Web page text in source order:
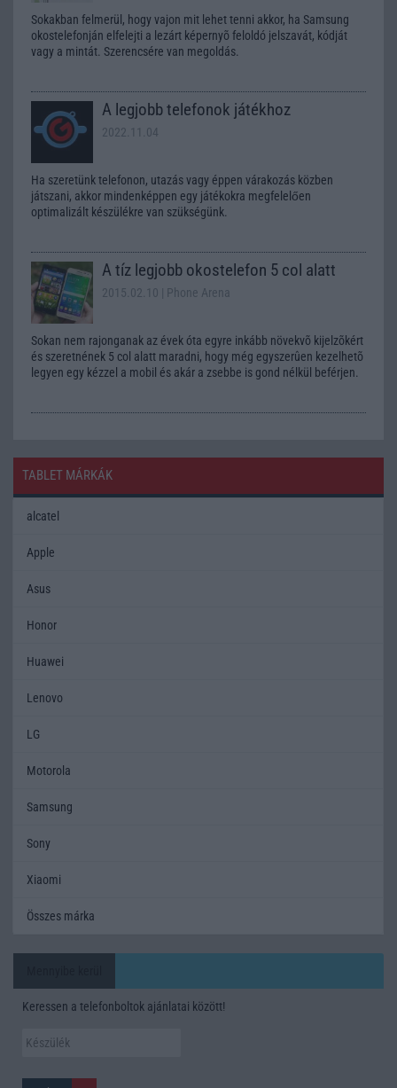
Sokakban felmerül, hogy vajon mit lehet tenni akkor, ha Samsung
okostelefonján elfelejti a lezárt képernyõ feloldó jelszavát, kódját
vagy a mintát. Szerencsére van megoldás.
A legjobb telefonok játékhoz
2022.11.04
Ha szeretünk telefonon, utazás vagy éppen várakozás közben
játszani, akkor mindenképpen egy játékokra megfelelően
optimalizált készülékre van szükségünk.
A tíz legjobb okostelefon 5 col alatt
2015.02.10 | Phone Arena
Sokan nem rajonganak az évek óta egyre inkább növekvõ kijelzõkért
és szeretnének 5 col alatt maradni, hogy még egyszerûen kezelhetõ
legyen egy kézzel a mobil és akár a zsebbe is gond nélkül beférjen.
TABLET MÁRKÁK
alcatel
Apple
Asus
Honor
Huawei
Lenovo
LG
Motorola
Samsung
Sony
Xiaomi
Összes márka
Keressen a telefonboltok ajánlatai között!